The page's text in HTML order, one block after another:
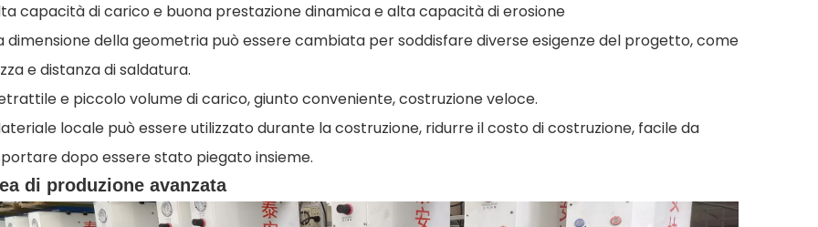
capacità di carico e buona prestazione dinamica e alta capacità di erosione
dimensione della geometria può essere cambiata per soddisfare diverse esigenze del progetto, come
e distanza di saldatura.
e piccolo volume di carico, giunto conveniente, costruzione veloce.
locale può essere utilizzato durante la costruzione, ridurre il costo di costruzione, facile da
dopo essere stato piegato insieme.
di produzione avanzata